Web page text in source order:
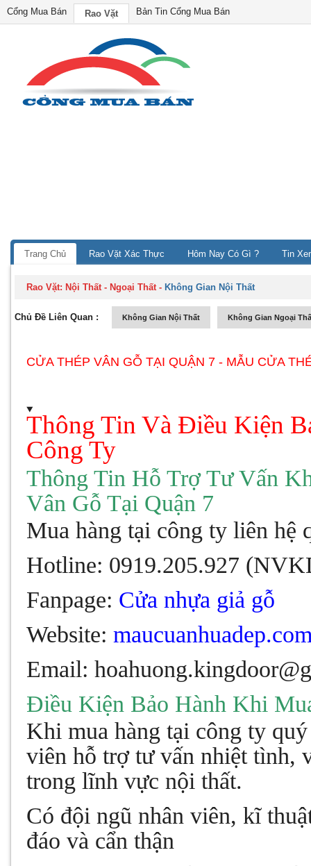
Cổng Mua Bán Rao Vặt Bản Tin Cổng Mua Bán
Trang Chủ Rao Vặt Xác Thực Hôm Nay Có Gì ? Tin
Rao Vặt: Nội Thất - Ngoại Thất- Không Gian Nội Thất
Chủ Đề Liên Quan : Không Gian Nội Thất Không Gian Ngoại
CỬA THÉP VÂN GỖ TẠI QUẬN 7 - MẪU CỬA
Thông Tin Và Điều Kiện
Công Ty
Thông Tin Hỗ Trợ Tư Vấn
Vân Gỗ Tại Quận 7
Mua hàng tại công ty liên hệ
Hotline: 0919.205.927
Fanpage: Cửa nhựa giả gỗ
Website:
Email:
Điều Kiện Bảo Hành Khi
Khi mua hàng tại công ty
viên hỗ trợ tư vấn nhiệt tình,
trong lĩnh vực nội thất.
Có đội ngũ nhân viên, kĩ
đáo và cẩn thận